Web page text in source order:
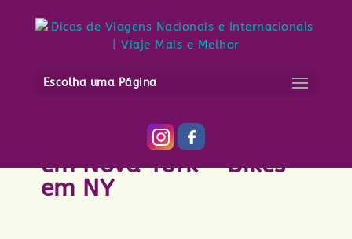
Escolha uma Página
Cenário das bicicletas
em Nova York - Bikes
em NY